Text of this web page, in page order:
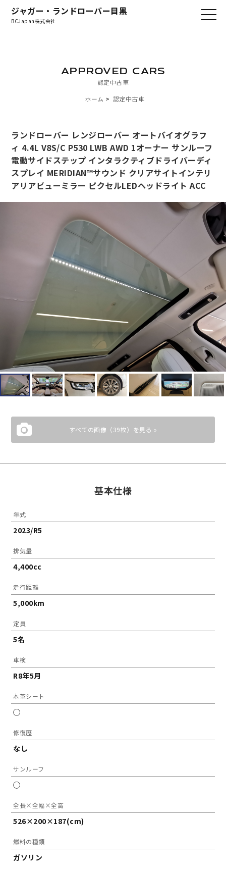
ジャガー・ランドローバー目黒
BCJapan株式会社
認定中古車
APPROVED CARS
ホーム 認定中古車
ランドローバー レンジローバー オートバイオグラフ
ィ 4.4L V8S/C P530 LWB AWD 1オーナー サンルーフ
電動サイドステップ インタラクティブドライバーディ
スプレイ MERIDIAN™サウンド クリアサイトインテリ
アリアビューミラー ピクセルLEDヘッドライト ACC
すべての画像（39枚）を見る »
基本仕様
年式
2023/R5
排気量
4,400cc
走行距離
5,000km
定員
5名
車検
R8年5月
本革シート
◯
修復歴
なし
サンルーフ
◯
全長×全幅×全高
526×200×187(cm)
燃料の種類
ガソリン